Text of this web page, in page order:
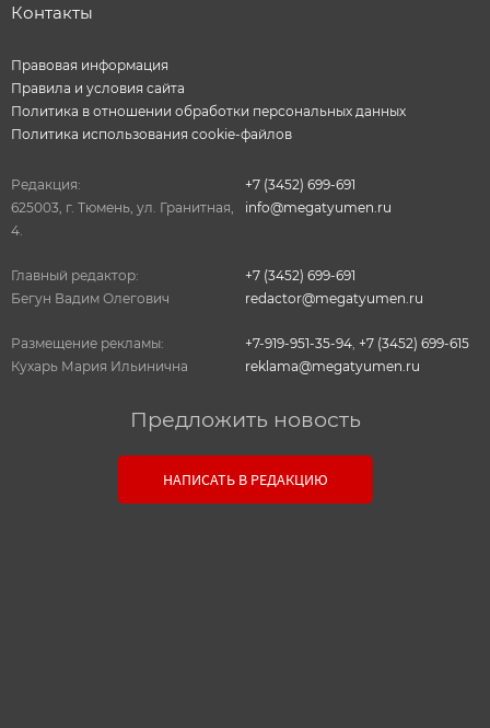
Контакты
Правовая информация
Правила и условия сайта
Политика в отношении обработки персональных данных
Политика использования cookie-файлов
Редакция:
625003, г. Тюмень, ул. Гранитная,
4.
+7 (3452) 699-691
info@megatyumen.ru
Главный редактор:
Бегун Вадим Олегович
+7 (3452) 699-691
redactor@megatyumen.ru
Размещение рекламы:
Кухарь Мария Ильинична
+7-919-951-35-94 +7 (3452) 699-615
reklama@megatyumen.ru
Предложить новость
НАПИСАТЬ В РЕДАКЦИЮ
Связь с редакцией
Оставьте свои настоящие контактные данные,